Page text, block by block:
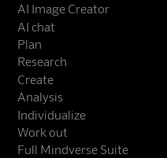
AI Image Creator
AI chat
Plan
Research
Create
Analysis
Individualize
Work out
Full Mindverse Suite